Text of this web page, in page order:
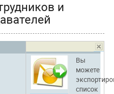
и
Вы
можете
список